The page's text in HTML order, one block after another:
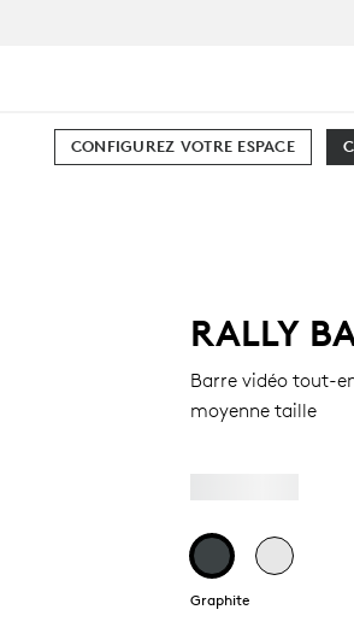
CONFIGUREZ VOTRE ESPACE
RALLY
Barre vidéo tout-
moyenne taille
Graphite